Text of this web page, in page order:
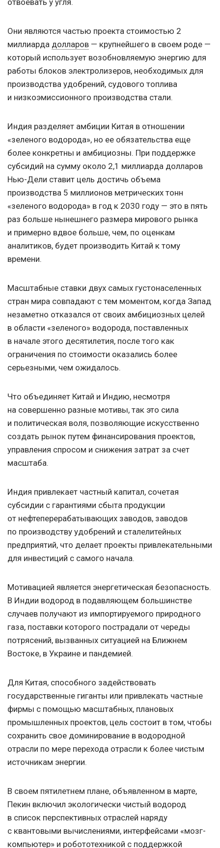
отвоевать у угля.
Они являются частью проекта стоимостью 2
миллиарда долларов — крупнейшего в своем роде —
который использует возобновляемую энергию для
работы блоков электролизеров, необходимых для
производства удобрений, судового топлива
и низкоэмиссионного производства стали.
Индия разделяет амбиции Китая в отношении
«зеленого водорода», но ее обязательства еще
более конкретны и амбициозны. При поддержке
субсидий на сумму около 2,1 миллиарда долларов
Нью-Дели ставит цель достичь объема
производства 5 миллионов метрических тонн
«зеленого водорода» в год к 2030 году — это в пять
раз больше нынешнего размера мирового рынка
и примерно вдвое больше, чем, по оценкам
аналитиков, будет производить Китай к тому
времени.
Масштабные ставки двух самых густонаселенных
стран мира совпадают с тем моментом, когда Запад
незаметно отказался от своих амбициозных целей
в области «зеленого» водорода, поставленных
в начале этого десятилетия, после того как
ограничения по стоимости оказались более
серьезными, чем ожидалось.
Что объединяет Китай и Индию, несмотря
на совершенно разные мотивы, так это сила
и политическая воля, позволяющие искусственно
создать рынок путем финансирования проектов,
управления спросом и снижения затрат за счет
масштаба.
Индия привлекает частный капитал, сочетая
субсидии с гарантиями сбыта продукции
от нефтеперерабатывающих заводов, заводов
по производству удобрений и сталелитейных
предприятий, что делает проекты привлекательными
для инвестиций с самого начала.
Мотивацией является энергетическая безопасность.
В Индии водород в подавляющем большинстве
случаев получают из импортируемого природного
газа, поставки которого пострадали от череды
потрясений, вызванных ситуацией на Ближнем
Востоке, в Украине и пандемией.
Для Китая, способного задействовать
государственные гиганты или привлекать частные
фирмы с помощью масштабных, плановых
промышленных проектов, цель состоит в том, чтобы
сохранить свое доминирование в водородной
отрасли по мере перехода отрасли к более чистым
источникам энергии.
В своем пятилетнем плане, объявленном в марте,
Пекин включил экологически чистый водород
в список перспективных отраслей наряду
с квантовыми вычислениями, интерфейсами «мозг-
компьютер» и робототехникой с поддержкой